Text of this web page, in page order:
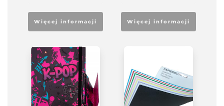
Więcej informacji Więcej informacji